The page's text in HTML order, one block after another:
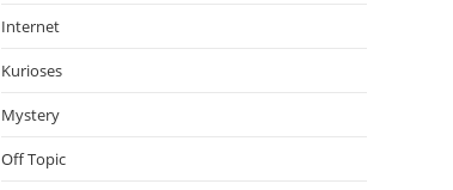
Internet
Kurioses
Mystery
Off Topic